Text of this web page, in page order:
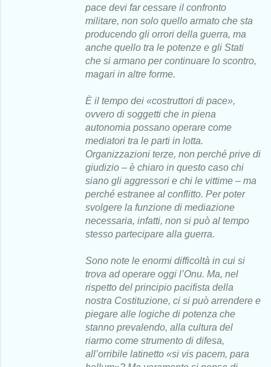
pace devi far cessare il confronto
militare, non solo quello armato che sta
producendo gli orrori della guerra, ma
anche quello tra le potenze e gli Stati
che si armano per continuare lo scontro,
magari in altre forme.
È il tempo dei «costruttori di pace»,
ovvero di soggetti che in piena
autonomia possano operare come
mediatori tra le parti in lotta.
Organizzazioni terze, non perché prive di
giudizio – è chiaro in questo caso chi
siano gli aggressori e chi le vittime – ma
perché estranee al conflitto. Per poter
svolgere la funzione di mediazione
necessaria, infatti, non si può al tempo
stesso partecipare alla guerra.
Sono note le enormi difficoltà in cui si
trova ad operare oggi l’Onu. Ma, nel
rispetto del principio pacifista della
nostra Costituzione, ci si può arrendere e
piegare alle logiche di potenza che
stanno prevalendo, alla cultura del
riarmo come strumento di difesa,
all’orribile latinetto «si vis pacem, para